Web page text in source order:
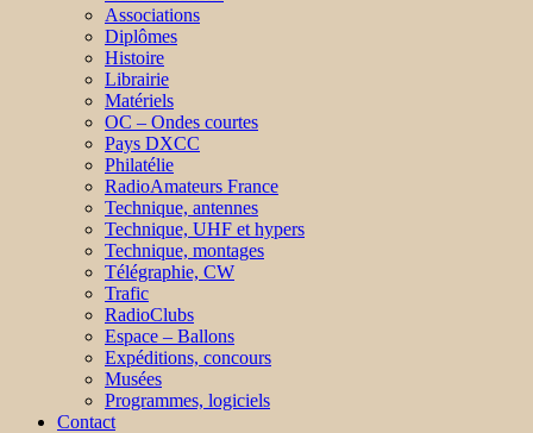
Associations
Diplômes
Histoire
Librairie
Matériels
OC – Ondes courtes
Pays DXCC
Philatélie
RadioAmateurs France
Technique, antennes
Technique, UHF et hypers
Technique, montages
Télégraphie, CW
Trafic
RadioClubs
Espace – Ballons
Expéditions, concours
Musées
Programmes, logiciels
Contact